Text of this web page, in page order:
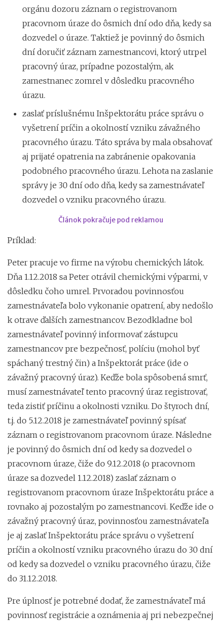
orgánu dozoru záznam o registrovanom
pracovnom úraze do ôsmich dní odo dňa, kedy sa
dozvedel o úraze. Taktiež je povinný do ôsmich
dní doručiť záznam zamestnancovi, ktorý utrpel
pracovný úraz, prípadne pozostalým, ak
zamestnanec zomrel v dôsledku pracovného
úrazu.
zaslať príslušnému Inšpektorátu práce správu o
vyšetrení príčin a okolností vzniku závažného
pracovného úrazu. Táto správa by mala obsahovať
aj prijaté opatrenia na zabránenie opakovania
podobného pracovného úrazu. Lehota na zaslanie
správy je 30 dní odo dňa, kedy sa zamestnávateľ
dozvedel o vzniku pracovného úrazu.
Článok pokračuje pod reklamou
Príklad:
Peter pracuje vo firme na výrobu chemických látok.
Dňa 1.12.2018 sa Peter otrávil chemickými výparmi, v
dôsledku čoho umrel. Prvoradou povinnosťou
zamestnávateľa bolo vykonanie opatrení, aby nedošlo
k otrave ďalších zamestnancov. Bezodkladne bol
zamestnávateľ povinný informovať zástupcu
zamestnancov pre bezpečnosť, políciu (mohol byť
spáchaný trestný čin) a Inšpektorát práce (ide o
závažný pracovný úraz). Keďže bola spôsobená smrť,
musí zamestnávateľ tento pracovný úraz registrovať,
teda zistiť príčinu a okolnosti vzniku. Do štyroch dní,
t.j. do 5.12.2018 je zamestnávateľ povinný spísať
záznam o registrovanom pracovnom úraze. Následne
je povinný do ôsmich dní od kedy sa dozvedel o
pracovnom úraze, čiže do 9.12.2018 (o pracovnom
úraze sa dozvedel 1.12.2018) zaslať záznam o
registrovanom pracovnom úraze Inšpektorátu práce a
rovnako aj pozostalým po zamestnancovi. Keďže ide o
závažný pracovný úraz, povinnosťou zamestnávateľa
je aj zaslať Inšpektorátu práce správu o vyšetrení
príčin a okolností vzniku pracovného úrazu do 30 dní
od kedy sa dozvedel o vzniku pracovného úrazu, čiže
do 31.12.2018.
Pre úplnosť je potrebné dodať, že zamestnávateľ má
povinnosť registrácie a oznámenia aj pri nebezpečnej